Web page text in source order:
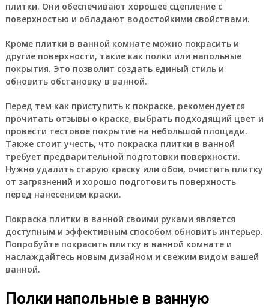
плитки. Они обеспечивают хорошее сцепление с
поверхностью и обладают водостойкими свойствами.
Кроме плитки в ванной комнате можно покрасить и
другие поверхности, такие как полки или напольные
покрытия. Это позволит создать единый стиль и
обновить обстановку в ванной.
Перед тем как приступить к покраске, рекомендуется
прочитать отзывы о краске, выбрать подходящий цвет и
провести тестовое покрытие на небольшой площади.
Также стоит учесть, что покраска плитки в ванной
требует предварительной подготовки поверхности.
Нужно удалить старую краску или обои, очистить плитку
от загрязнений и хорошо подготовить поверхность
перед нанесением краски.
Покраска плитки в ванной своими руками является
доступным и эффективным способом обновить интерьер.
Попробуйте покрасить плитку в ванной комнате и
наслаждайтесь новым дизайном и свежим видом вашей
ванной.
Полки напольные в ванную